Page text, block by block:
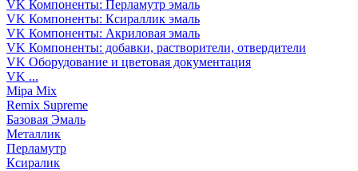
VK Компоненты: Перламутр эмаль
VK Компоненты: Ксираллик эмаль
VK Компоненты: Акриловая эмаль
VK Компоненты: добавки, растворители, отвердители
VK Оборудование и цветовая документация
VK ...
Mipa Mix
Remix Supreme
Базовая Эмаль
Металлик
Перламутр
Ксиралик